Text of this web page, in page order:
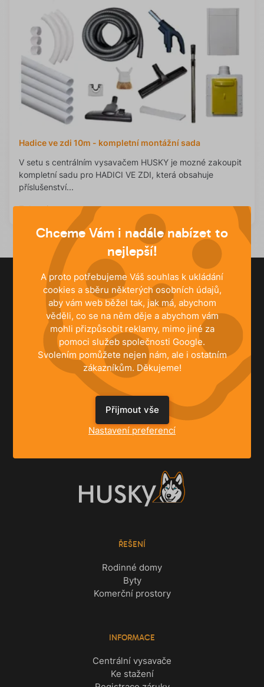
Hadice ve zdi 10m - kompletní montážní sada
V setu s centrálním vysavačem HUSKY je mozné zakoupit
kompletní sadu pro HADICI VE ZDI, která obsahuje
příslušenství...
Zobrazit
+420 261 221 528
Po‐Čt 8:30‐17:00, Pá 8:30‐15:00
info@husky.cz
Pište kdykoli
ŘEŠENÍ
Rodinné domy
Byty
Komerční prostory
INFORMACE
Centrální vysavače
Ke stažení
Chceme Vám i nadále nabízet to
nejlepší!
A proto potřebujeme Váš souhlas k ukládání
cookies a sběru některých osobních údajů,
aby vám web běžel tak, jak má, abychom
věděli, co se na něm děje a abychom vám
mohli přizpůsobit reklamy, mimo jiné za
pomoci služeb společnosti Google.
Svolením pomůžete nejen nám, ale i ostatním
zákazníkům. Děkujeme!
Nastavení preferencí
Přijmout vše